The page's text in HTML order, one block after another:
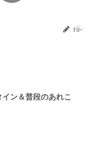
rii-
ン＆普段のあれこ